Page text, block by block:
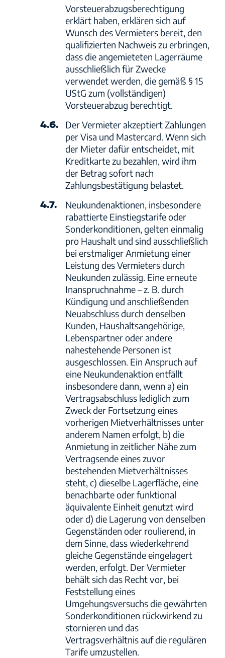
Vorsteuerabzugsberechtigung
erklärt haben, erklären sich auf
Wunsch des Vermieters bereit, den
qualifizierten Nachweis zu erbringen,
dass die angemieteten Lagerräume
ausschließlich für Zwecke
verwendet werden, die gemäß § 15
UStG zum (vollständigen)
Vorsteuerabzug berechtigt.
4.6.
Der Vermieter akzeptiert Zahlungen
per Visa und Mastercard. Wenn sich
der Mieter dafür entscheidet, mit
Kreditkarte zu bezahlen, wird ihm
der Betrag sofort nach
Zahlungsbestätigung belastet.
4.7.
Neukundenaktionen, insbesondere
rabattierte Einstiegstarife oder
Sonderkonditionen, gelten einmalig
pro Haushalt und sind ausschließlich
bei erstmaliger Anmietung einer
Leistung des Vermieters durch
Neukunden zulässig. Eine erneute
Inanspruchnahme – z. B. durch
Kündigung und anschließenden
Neuabschluss durch denselben
Kunden, Haushaltsangehörige,
Lebenspartner oder andere
nahestehende Personen ist
ausgeschlossen. Ein Anspruch auf
eine Neukundenaktion entfällt
insbesondere dann, wenn a) ein
Vertragsabschluss lediglich zum
Zweck der Fortsetzung eines
vorherigen Mietverhältnisses unter
anderem Namen erfolgt, b) die
Anmietung in zeitlicher Nähe zum
Vertragsende eines zuvor
bestehenden Mietverhältnisses
steht, c) dieselbe Lagerfläche, eine
benachbarte oder funktional
äquivalente Einheit genutzt wird
oder d) die Lagerung von denselben
Gegenständen oder roulierend, in
dem Sinne, dass wiederkehrend
gleiche Gegenstände eingelagert
werden, erfolgt. Der Vermieter
behält sich das Recht vor, bei
Feststellung eines
Umgehungsversuchs die gewährten
Sonderkonditionen rückwirkend zu
stornieren und das
Vertragsverhältnis auf die regulären
Tarife umzustellen.